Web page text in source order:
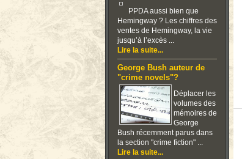
PPDA aussi bien que
Hemingway ? Les chiffres des
ventes de Hemingway, la vie
jusqu’à l’excès ...
Lire la suite...
George Bush auteur de
"crime novels"?
Déplacer les
volumes des
mémoires de
George
Bush récemment parus dans
la section "crime fiction" ...
Lire la suite...